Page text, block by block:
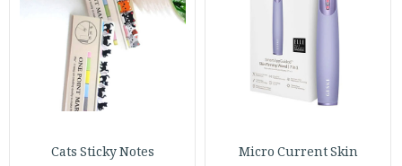
Micro Current Skin
Cats Sticky Notes